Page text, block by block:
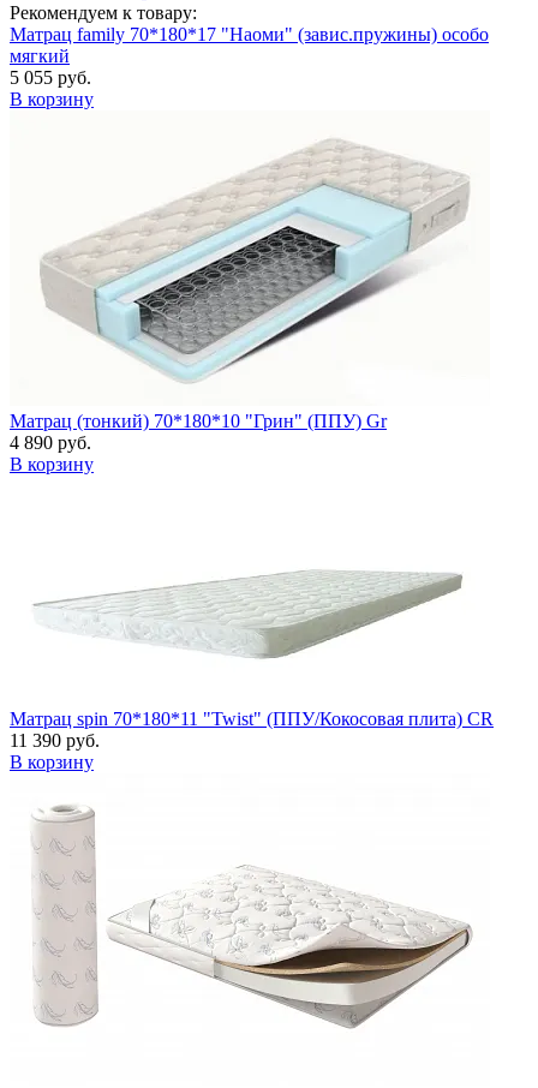
Рекомендуем к товару:
Матрац family 70*180*17 "Наоми" (завис.пружины) особо
мягкий
5 055 руб.
В корзину
Матрац (тонкий) 70*180*10 "Грин" (ППУ) Gr
4 890 руб.
В корзину
Матрац spin 70*180*11 "Twist" (ППУ/Кокосовая плита) CR
11 390 руб.
В корзину